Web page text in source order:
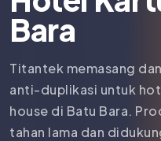
Bara
Titantek memasang
anti-duplikasi untuk
house di Batu Bara.
tahan lama dan